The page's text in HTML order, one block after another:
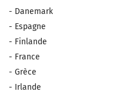
- Danemark
- Espagne
- Finlande
- France
- Grèce
- Irlande